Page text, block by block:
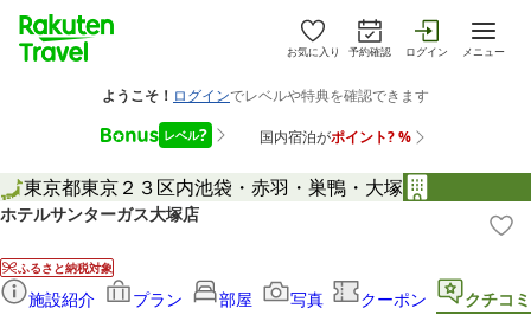
お気に入り 予約確認 ログイン メニュー
東京都東京２３区内池袋・赤羽・巣鴨・大塚
ホテルサンターガス大塚店
ふるさと納税対象
施設紹介 プラン 部屋 写真 クーポン クチコミ